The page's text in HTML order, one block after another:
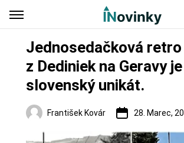
Jednosedačková
z Dediniek na Geravy je
slovenský unikát.
František Kovár 28. Marec,